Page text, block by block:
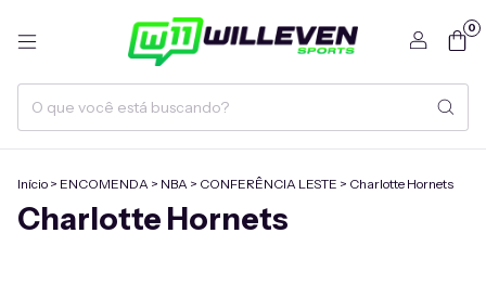
0
Início > ENCOMENDA > NBA > CONFERÊNCIA LESTE > Charlotte Hornets
Charlotte Hornets